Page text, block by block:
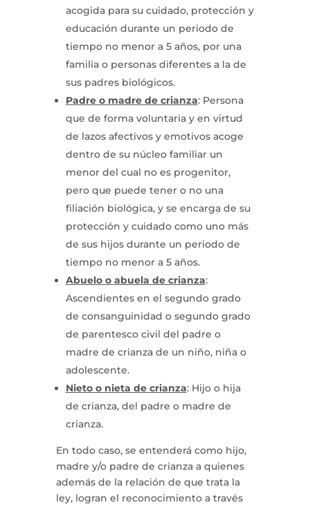
acogida para su cuidado, protección y
educación durante un periodo de
tiempo no menor a 5 años, por una
familia o personas diferentes a la de
sus padres biológicos.
Padre o madre de crianza: Persona
que de forma voluntaria y en virtud
de lazos afectivos y emotivos acoge
dentro de su núcleo familiar un
menor del cual no es progenitor,
pero que puede tener o no una
filiación biológica, y se encarga de su
protección y cuidado como uno más
de sus hijos durante un periodo de
tiempo no menor a 5 años.
Abuelo o abuela de crianza:
Ascendientes en el segundo grado
de consanguinidad o segundo grado
de parentesco civil del padre o
madre de crianza de un niño, niña o
adolescente.
Nieto o nieta de crianza: Hijo o hija
de crianza, del padre o madre de
crianza.
En todo caso, se entenderá como hijo,
madre y/o padre de crianza a quienes
además de la relación de que trata la
ley, logran el reconocimiento a través